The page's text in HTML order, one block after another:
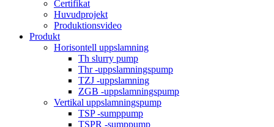
Certifikat
Huvudprojekt
Produktionsvideo
Produkt
Horisontell uppslamning
Th slurry pump
Thr -uppslamningspump
TZJ -uppslamning
ZGB -uppslamningspump
Vertikal uppslamningspump
TSP -sumppump
TSPR -sumppump